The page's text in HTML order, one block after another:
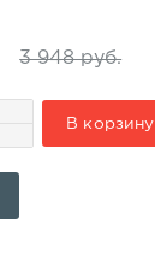
3 948 руб.
В корзину